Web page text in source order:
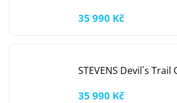
35 990 Kč
STEVENS Devil´s
35 990 Kč